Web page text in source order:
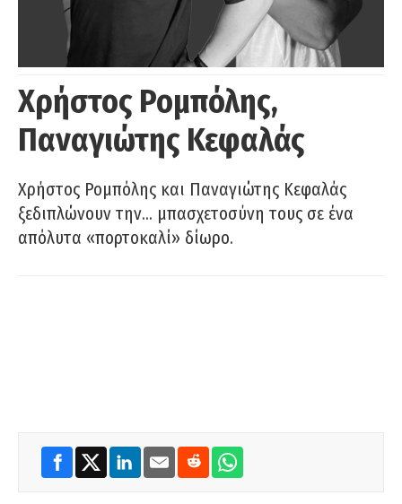
Χρήστος Ρομπόλης,
Παναγιώτης Κεφαλάς
Χρήστος Ρομπόλης και Παναγιώτης Κεφαλάς
ξεδιπλώνουν την… μπασχετοσύνη τους σε ένα
απόλυτα «πορτοκαλί» δίωρο.